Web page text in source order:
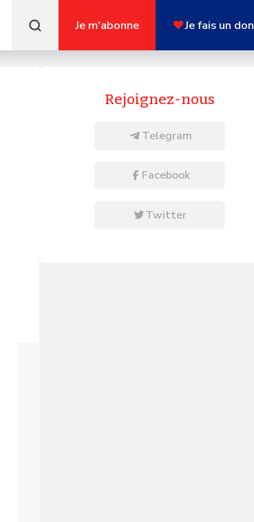
Je m'abonne Je fais un don
Rejoignez-nous
Telegram
Facebook
Twitter